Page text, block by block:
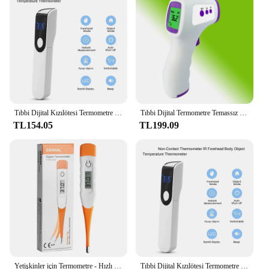
families and healthcare providers alike. The
thermometer's large, easy-to-read display ensures
that temperature readings are clear and accessible,
even in low light conditions. Additionally, the
included protective cover provides an extra layer of
hygiene, making it a reliable and safe choice for
both personal and professional use.
TL154.05 TL199.09